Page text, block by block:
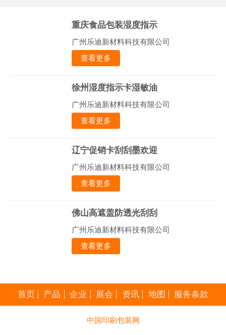
重庆食品包装湿度指示
广州乐迪新材料科技有限公司
查看更多
徐州湿度指示卡湿敏油
广州乐迪新材料科技有限公司
查看更多
辽宁促销卡刮刮墨欢迎
广州乐迪新材料科技有限公司
查看更多
佛山高遮盖防透光刮刮
广州乐迪新材料科技有限公司
查看更多
首页 产品 企业 展会 资讯 地图 服务条款
中国印刷包装网